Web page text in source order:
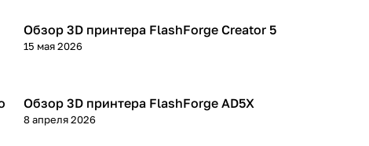
3D принтеры
Обзор 3D принтера FlashForge Creator 5
15 мая 2026
3D принтеры
Обзор 3D принтера FlashForge AD5X
8 апреля 2026